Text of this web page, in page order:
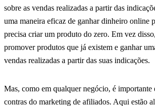
sobre as vendas realizadas a partir das
uma maneira eficaz de ganhar dinheiro online
precisa criar um produto do zero. Em vez
promover produtos que já existem e ganhar
vendas realizadas a partir das suas indicações.
Mas, como em qualquer negócio, é importante
contras do marketing de afiliados. Aqui estão